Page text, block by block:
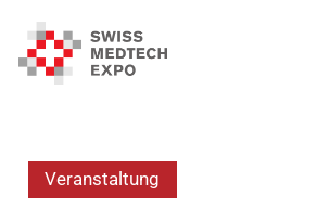
Veranstaltung